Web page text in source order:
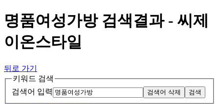
명품여성가방 검색결과 - 씨제
이온스타일
뒤로 가기
키워드 검색
검색어 입력
검색어 삭제 검색